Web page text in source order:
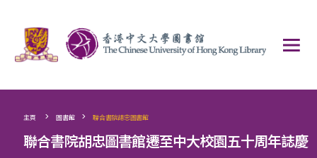
主頁 > 圖書館 > 聯合書院胡忠圖書館
聯合書院胡忠圖書館遷至中大校園五十周年誌慶